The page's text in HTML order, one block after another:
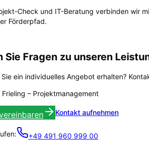
Check und IT-Beratung verbinden wir
Förderpfad.
Sie Fragen zu unseren
ein individuelles Angebot erhalten?
– Projektmanagement
Kontakt aufnehmen
+49 491 960 999 00